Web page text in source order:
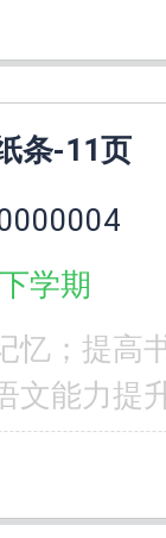
条-11页
下学期
忆；提高
文能力提